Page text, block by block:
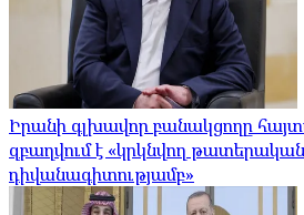
Իրանի գլխավոր բանակցողը
զբաղվում է «կրկնվող թատերական
դիվանագիտությամբ»